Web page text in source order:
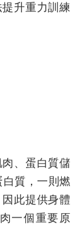
升重力訓練
、蛋白質儲
質，一則燃
此提供身體
一個重要原